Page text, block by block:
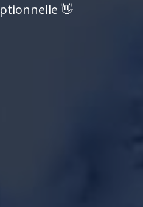
ptionnelle 👋